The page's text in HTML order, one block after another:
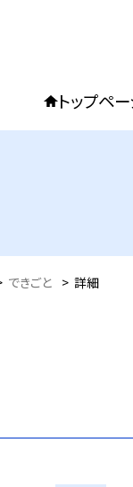
トップペ
できごと > 詳細